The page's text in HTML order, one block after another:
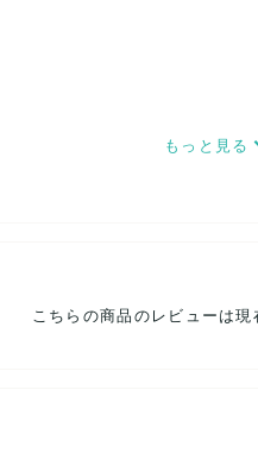
もっと見る
こちらの商品のレビューは現